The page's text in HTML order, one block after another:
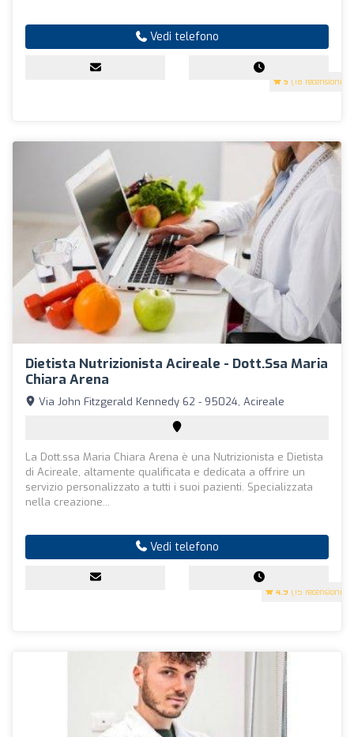
5 (18 recensioni)
Vedi telefono
Dietista Nutrizionista Acireale - Dott.ssa Maria
Chiara Arena
4.9 (15 recensioni)
Via John Fitzgerald Kennedy 62 - 95024, Acireale
La Dott.ssa Maria Chiara Arena è una Nutrizionista e Dietista
di Acireale, altamente qualificata e dedicata a offrire un
servizio personalizzato a tutti i suoi pazienti. Specializzata
nella creazione...
Vedi telefono